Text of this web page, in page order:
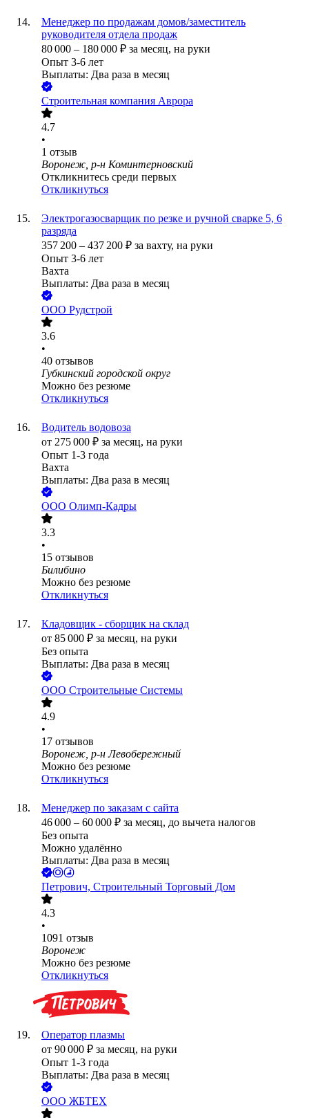
Менеджер по продажам домов/заместитель
руководителя отдела продаж
80 000 – 180 000 ₽ за месяц, на руки
Опыт 3-6 лет
Выплаты: Два раза в месяц
Строительная компания Аврора
4.7
•
1 отзыв
Воронеж, р-н Коминтерновский
Откликнитесь среди первых
Откликнуться
Электрогазосварщик по резке и ручной сварке 5, 6
разряда
357 200 – 437 200 ₽ за вахту, на руки
Опыт 3-6 лет
Вахта
Выплаты: Два раза в месяц
ООО Рудстрой
3.6
•
40 отзывов
Губкинский городской округ
Можно без резюме
Откликнуться
Водитель водовоза
от 275 000 ₽ за месяц, на руки
Опыт 1-3 года
Вахта
Выплаты: Два раза в месяц
ООО Олимп-Кадры
3.3
•
15 отзывов
Билибино
Можно без резюме
Откликнуться
Кладовщик - сборщик на склад
от 85 000 ₽ за месяц, на руки
Без опыта
Выплаты: Два раза в месяц
ООО Строительные Системы
4.9
•
17 отзывов
Воронеж, р-н Левобережный
Можно без резюме
Откликнуться
Менеджер по заказам с сайта
46 000 – 60 000 ₽ за месяц, до вычета налогов
Без опыта
Можно удалённо
Выплаты: Два раза в месяц
Петрович, Строительный Торговый Дом
4.3
•
1091 отзыв
Воронеж
Можно без резюме
Откликнуться
Оператор плазмы
от 90 000 ₽ за месяц, на руки
Опыт 1-3 года
Выплаты: Два раза в месяц
ООО ЖБТЕХ